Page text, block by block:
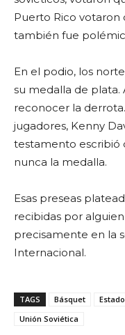
Puerto Rico votaron
también fue
En el podio, los
su medalla de plata.
reconocer la
jugadores, Kenny
testamento escribió
nunca la medalla.
Esas preseas
recibidas por alguien
precisamente en la
Internacional.
TAGS Básquet
Unión Soviética